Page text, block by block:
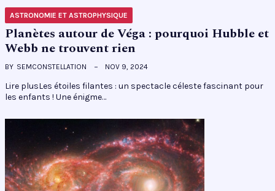
ASTRONOMIE ET ASTROPHYSIQUE
Planètes autour de Véga : pourquoi Hubble et
Webb ne trouvent rien
BY SEMCONSTELLATION NOV 9, 2024
Lire plusLes étoiles filantes : un spectacle céleste fascinant pour
les enfants ! Une énigme…